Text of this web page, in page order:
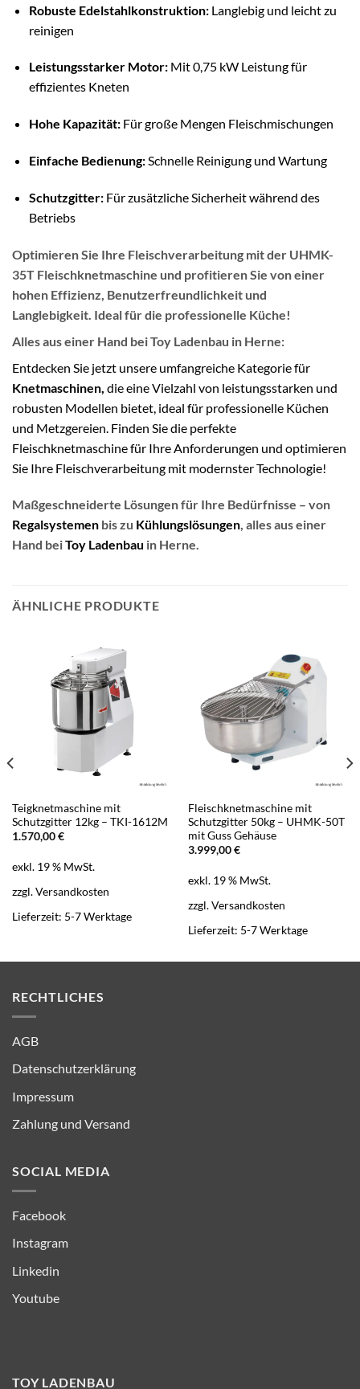
Robuste Edelstahlkonstruktion:Langlebig und leicht zu
reinigen
Leistungsstarker Motor:Mit 0,75 kW Leistung für
effizientes Kneten
Hohe Kapazität:Für große Mengen Fleischmischungen
Einfache Bedienung:Schnelle Reinigung und Wartung
Schutzgitter:Für zusätzliche Sicherheit während des
Betriebs
Optimieren Sie Ihre Fleischverarbeitung mit der UHMK-
35T Fleischknetmaschine und profitieren Sie von einer
hohen Effizienz, Benutzerfreundlichkeit und
Langlebigkeit. Ideal für die professionelle Küche!
Alles aus einer Hand bei Toy Ladenbau in Herne:
Entdecken Sie jetzt unsere umfangreiche Kategorie für
Knetmaschinen die eine Vielzahl von leistungsstarken und
robusten Modellen bietet, ideal für professionelle Küchen
und Metzgereien. Finden Sie die perfekte
Fleischknetmaschine für Ihre Anforderungen und optimieren
Sie Ihre Fleischverarbeitung mit modernster Technologie!
Maßgeschneiderte Lösungen für Ihre Bedürfnisse – von
Regalsystemen bis zu Kühlungslösungen, alles aus einer
Hand beiToy Ladenbau in Herne.
ÄHNLICHE PRODUKTE
Teigknetmaschine mit
Schutzgitter 12kg – TKI-1612M
1.570,00€
exkl. 19 % MwSt.
zzgl.Versandkosten
Lieferzeit: 5-7 Werktage
Fleischknetmaschine mit
Schutzgitter 50kg – UHMK-50T
mit Guss Gehäuse
3.999,00€
exkl. 19 % MwSt.
zzgl.Versandkosten
Lieferzeit: 5-7 Werktage
RECHTLICHES
AGB
Datenschutzerklärung
Impressum
Zahlung und Versand
SOCIAL MEDIA
Facebook
Instagram
Linkedin
Youtube
TOY LADENBAU